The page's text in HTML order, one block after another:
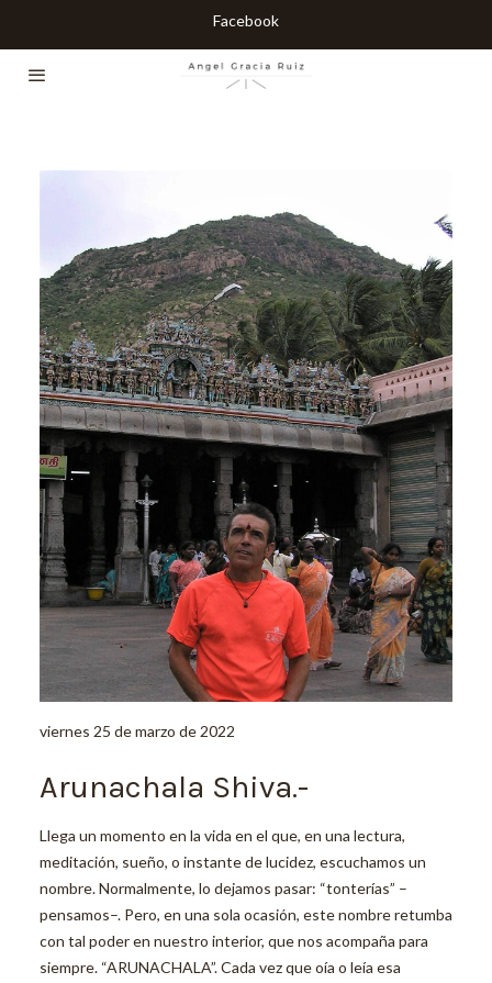
Facebook
viernes 25 de marzo de 2022
Arunachala Shiva.-
Llega un momento en la vida en el que, en una lectura,
meditación, sueño, o instante de lucidez, escuchamos un
nombre. Normalmente, lo dejamos pasar: “tonterías” –
pensamos–. Pero, en una sola ocasión, este nombre retumba
con tal poder en nuestro interior, que nos acompaña para
siempre. “ARUNACHALA”. Cada vez que oía o leía esa